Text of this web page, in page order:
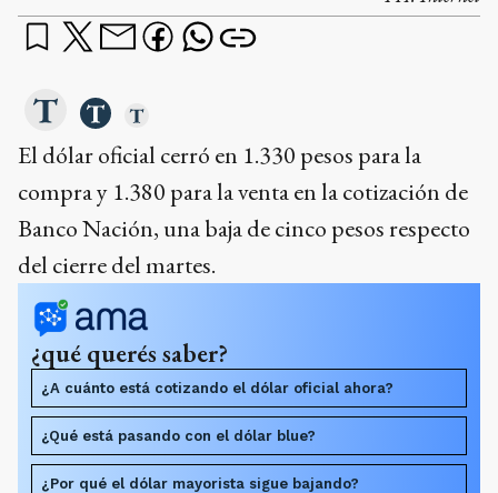
El dólar oficial cerró en 1.330 pesos para la
compra y 1.380 para la venta en la cotización de
Banco Nación, una baja de cinco pesos respecto
del cierre del martes.
¿qué querés saber?
¿A cuánto está cotizando el dólar oficial ahora?
¿Qué está pasando con el dólar blue?
¿Por qué el dólar mayorista sigue bajando?